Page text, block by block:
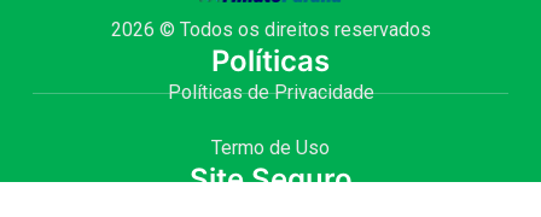
2026 © Todos os direitos reservados
Políticas
Políticas de Privacidade
Termo de Uso
Site Seguro